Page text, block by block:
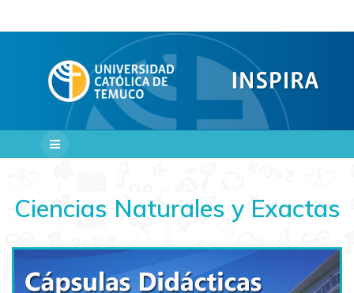
contenido
Ciencias Naturales y Exactas